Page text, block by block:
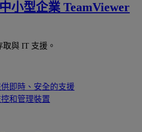
小型企業 TeamViewer
與 IT 支援。
即時、安全的支援
和管理裝置